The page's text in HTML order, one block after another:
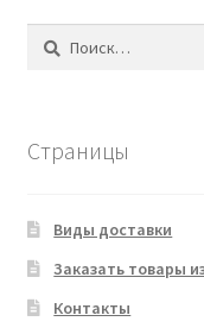
Найти:
Страницы
Виды доставки
Заказать товары
Контакты